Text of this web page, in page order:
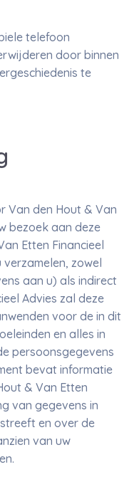
telefoon
door binnen
te
Van den Hout & Van
bezoek aan deze
Etten Financieel
zowel
aan u) als indirect
Advies zal deze
voor de in dit
en alles in
persoonsgegevens
bevat informatie
& Van Etten
van gegevens in
en over de
van uw